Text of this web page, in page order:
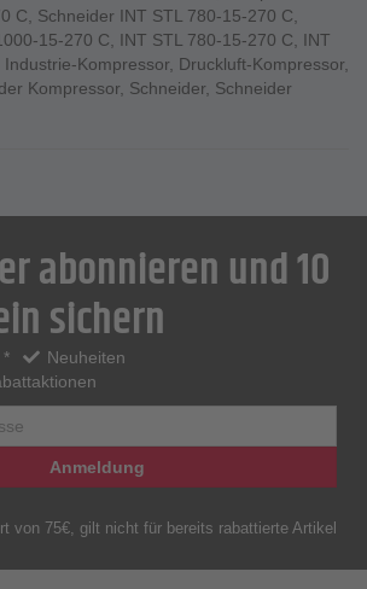
C, Schneider INT STL 780-15-270 C,
15-270 C, INT STL 780-15-270 C, INT
Industrie-Kompressor, Druckluft-Kompressor,
Kompressor, Schneider, Schneider
abonnieren und 10
sichern
Neuheiten
Anmeldung
von 75€, gilt nicht für bereits rabattierte Artikel